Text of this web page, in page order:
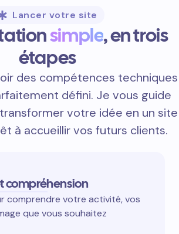
Lancer votre site
simple, en trois
étapes
des compétences techniques
défini. Je vous guide
votre idée en un site
à accueillir vos futurs clients.
compréhension
comprendre votre activité, vos
que vous souhaitez